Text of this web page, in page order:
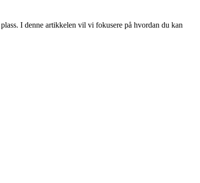
I denne artikkelen vil vi fokusere på hvordan du kan